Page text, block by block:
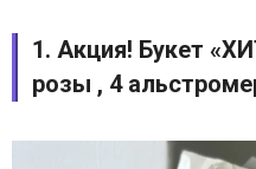
1. Акция! Букет
розы , 4